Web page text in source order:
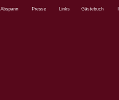
Abspann Presse Links Gästebuch